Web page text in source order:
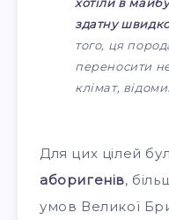
здатну
того, ця
переносити
клімат,
Для цих цілей
аборигенів,
умов Великої